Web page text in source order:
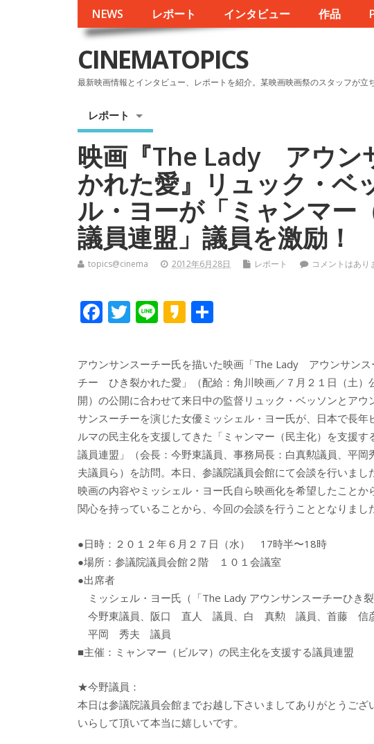
NEWS レポート インタビュー 作品
CINEMATOPICS
最新映画情報とインタビュー、レポートを紹介。某映画映画祭のスタッフが
レポート
映画『The Lady アウン
かれた愛』リュック・ベ
ル・ヨーが「ミャンマー
議員連盟」議員を激励！
topics@cinema 2012年6月28日 レポート コメントはあり
F
e
b
o
o
k
T
itt
er
Li
e
K
k
a
o
アウンサンスーチー氏を描いた映画「The Lady アウンサンス
チー ひき裂かれた愛」（配給：角川映画／７月２１日（土）
開）の公開に合わせて来日中の監督リュック・ベッソンとアウ
サンスーチーを演じた女優ミッシェル・ヨー氏が、日本で長年
ルマの民主化を支援してきた「ミャンマー（民主化）を支援す
議員連盟」（会長：今野東議員、事務局長：白真勲議員、平岡
夫議員ら）を訪問。本日、参議院議員会館にて会談を行いまし
映画の内容やミッシェル・ヨー氏自ら映画化を希望したこと
関心を持っていることから、今回の会談を行うこととなりまし
●日時：２０１２年６月２７日（水） 17時半〜18時
●場所：参議院議員会館２階 １０１会議室
●出席者
ミッシェル・ヨー氏（「The Lady アウンサンスーチーひき
今野東議員、阪口 直人 議員、白 真勲 議員、首藤
平岡 秀夫 議員
■主催：ミャンマー（ビルマ）の民主化を支援する議員連盟
★今野議員：
本日は参議院議員会館までお越し下さいましてありがとうござ
いらして頂いて本当に嬉しいです。